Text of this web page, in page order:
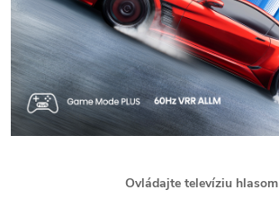
Ovládajte televíziu hlasom